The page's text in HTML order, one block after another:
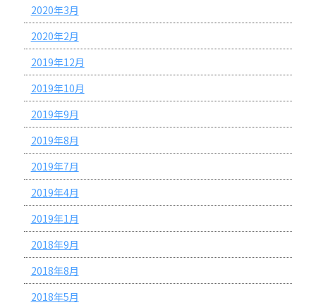
2020年3月
2020年2月
2019年12月
2019年10月
2019年9月
2019年8月
2019年7月
2019年4月
2019年1月
2018年9月
2018年8月
2018年5月